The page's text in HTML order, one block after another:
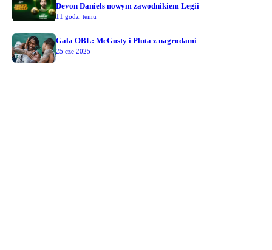
Devon Daniels nowym zawodnikiem Legii
11 godz. temu
Gala OBL: McGusty i Pluta z nagrodami
25 cze 2025